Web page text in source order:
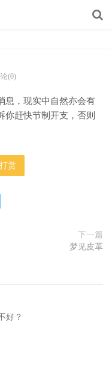
(0)
息，现实中自然亦会有
你赶快节制开支，否则
打赏
下一篇
梦见皮革
好？